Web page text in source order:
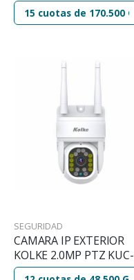
SEGURIDAD
CAMARA IP EXTERIOR
KOLKE 2.0MP PTZ KUC-
596 2MP WIFI